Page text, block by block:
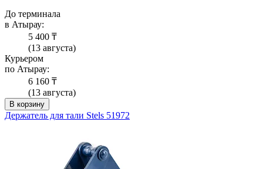
До терминала
в Атырау:
5 400 ₸
(13 августа)
Курьером
по Атырау:
6 160 ₸
(13 августа)
В корзину
Держатель для тали Stels 51972